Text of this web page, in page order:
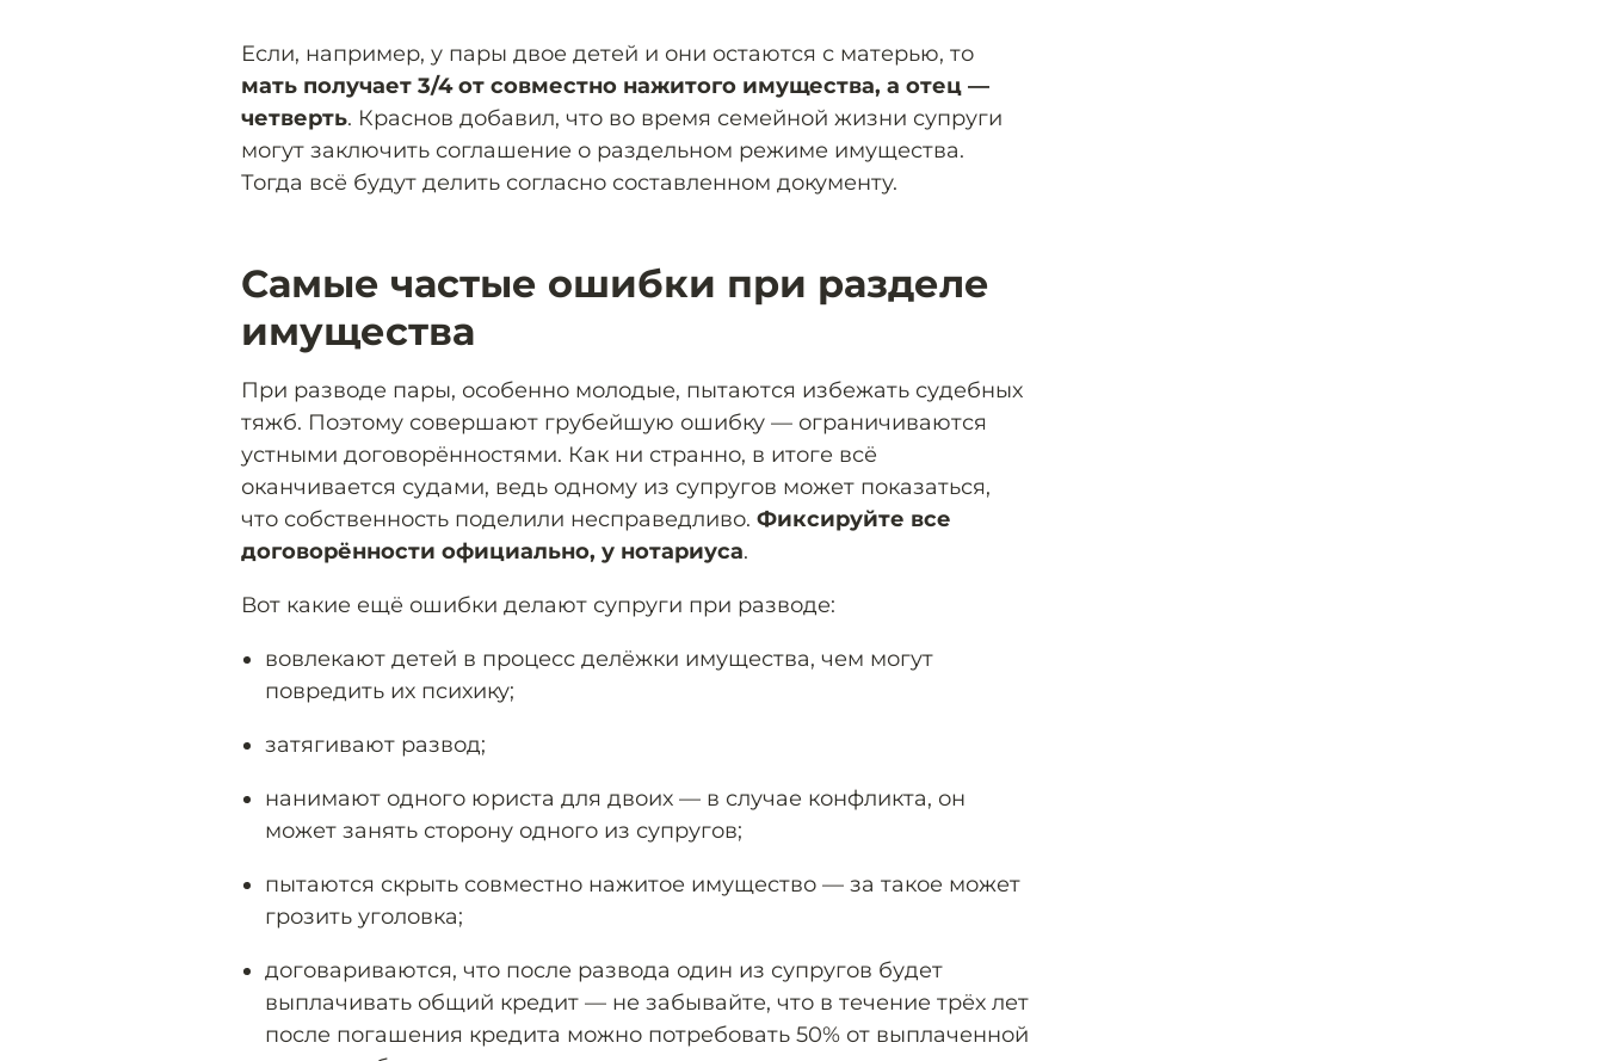
Если, например, у пары двое детей и они остаются с матерью, то
мать получает 3/4 от совместно нажитого имущества, а отец —
четверть. Краснов добавил, что во время семейной жизни супруги
могут заключить соглашение о раздельном режиме имущества.
Тогда всё будут делить согласно составленном документу.
Самые частые ошибки при разделе
имущества
При разводе пары, особенно молодые, пытаются избежать судебных
тяжб. Поэтому совершают грубейшую ошибку — ограничиваются
устными договорённостями. Как ни странно, в итоге всё
оканчивается судами, ведь одному из супругов может показаться,
что собственность поделили несправедливо. Фиксируйте все
договорённости официально, у нотариуса.
Вот какие ещё ошибки делают супруги при разводе:
вовлекают детей в процесс делёжки имущества, чем могут
повредить их психику;
затягивают развод;
нанимают одного юриста для двоих — в случае конфликта, он
может занять сторону одного из супругов;
пытаются скрыть совместно нажитое имущество — за такое может
грозить уголовка;
договариваются, что после развода один из супругов будет
выплачивать общий кредит — не забывайте, что в течение трёх лет
после погашения кредита можно потребовать 50% от выплаченной